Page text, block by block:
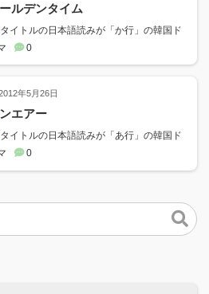
ルデンタイム
タイトルの日本語読みが「か行」の韓国ド
0
年5月26日
エアー
タイトルの日本語読みが「あ行」の韓国ド
0